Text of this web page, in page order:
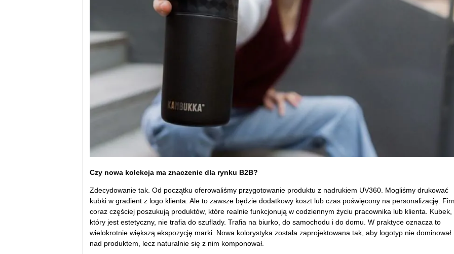
Czy nowa kolekcja ma znaczenie dla rynku B2B?
Zdecydowanie tak. Od początku oferowaliśmy przygotowanie produktu z nadrukiem UV360. Mogliśmy drukować
kubki w gradient z logo klienta. Ale to zawsze będzie dodatkowy koszt lub czas poświęcony na personalizację.
coraz częściej poszukują produktów, które realnie funkcjonują w codziennym życiu pracownika lub klienta. Kubek,
który jest estetyczny, nie trafia do szuflady. Trafia na biurko, do samochodu i do domu. W praktyce oznacza to
wielokrotnie większą ekspozycję marki. Nowa kolorystyka została zaprojektowana tak, aby logotyp nie dominował
nad produktem, lecz naturalnie się z nim komponował.